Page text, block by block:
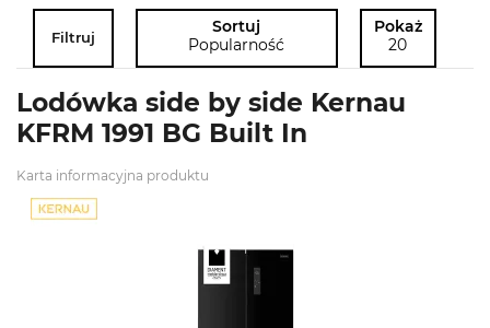
Filtruj
Sortuj
Popularność
Pokaż
20
Lodówka side by side Kernau
KFRM 1991 BG Built In
Karta informacyjna produktu